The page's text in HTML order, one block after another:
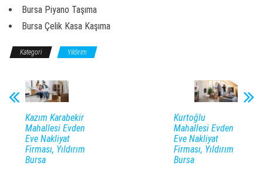
Bursa Piyano Taşıma
Bursa Çelik Kasa Kaşıma
Kategori Yıldırım
Kazım Karabekir
Mahallesi Evden
Eve Nakliyat
Firması, Yıldırım
Bursa
Kurtoğlu
Mahallesi Evden
Eve Nakliyat
Firması, Yıldırım
Bursa